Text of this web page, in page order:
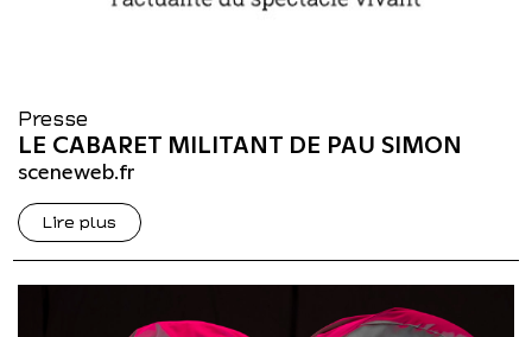
Presse
LE CABARET MILITANT DE PAU SIMON
sceneweb.fr
Lire plus